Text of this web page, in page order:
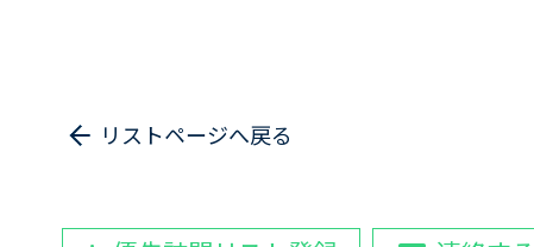
リストページへ戻る